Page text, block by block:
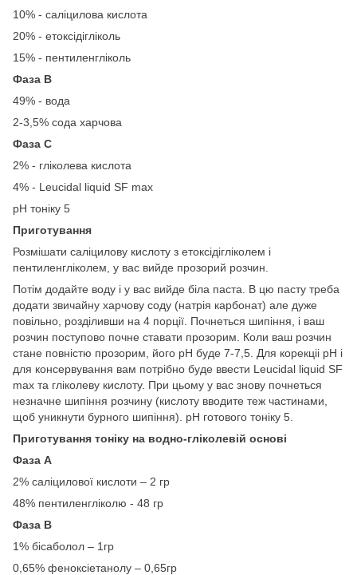
10% - саліцилова кислота
20% - етоксідігліколь
15% - пентиленгліколь
Фаза В
49% - вода
2-3,5% сода харчова
Фаза С
2% - гліколева кислота
4% - Leucidal liquid SF max
pH тоніку 5
Приготування
Розмішати саліцилову кислоту з етоксідігліколем і
пентиленгліколем, у вас вийде прозорий розчин.
Потім додайте воду і у вас вийде біла паста. В цю пасту треба
додати звичайну харчову соду (натрія карбонат) але дуже
повільно, розділивши на 4 порції. Почнеться шипіння, і ваш
розчин поступово почне ставати прозорим. Коли ваш розчин
стане повністю прозорим, його рН буде 7-7,5. Для корекціі рН і
для консервування вам потрібно буде ввести Leucidal liquid SF
max та гліколеву кислоту. При цьому у вас знову почнеться
незначне шипіння розчину (кислоту вводите теж частинами,
щоб уникнути бурного шипіння). рН готового тоніку 5.
Приготування тоніку на водно-гліколевій основі
Фаза А
2% саліцилової кислоти – 2 гр
48% пентиленгліколю - 48 гр
Фаза В
1% бісаболол – 1гр
0,65% феноксіетанолу – 0,65гр